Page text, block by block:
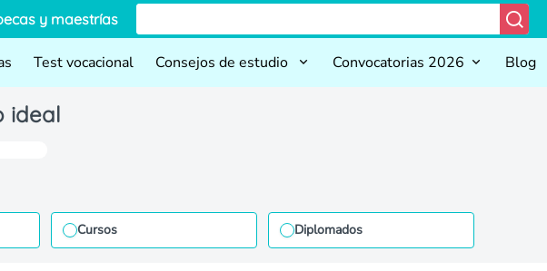
y maestrías
Test vocacional Consejos de estudio Convocatorias 2026 Blog
ideal
Cursos Diplomados